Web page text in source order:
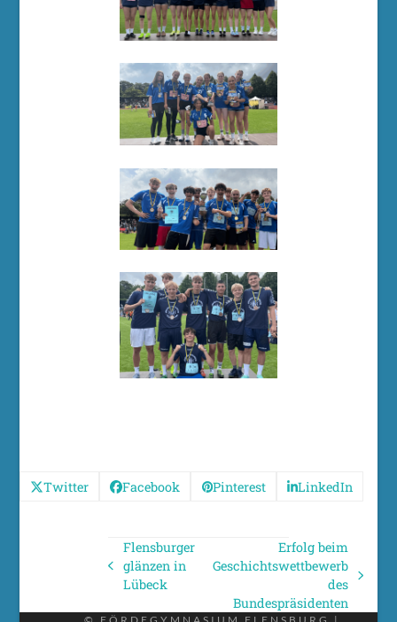
Twitter Facebook Pinterest LinkedIn
vorheriger
Beitrag:
Flensburger
glänzen in
Lübeck
Beitrag:
Erfolg beim
Geschichtswettbewerb
des
Bundespräsidenten